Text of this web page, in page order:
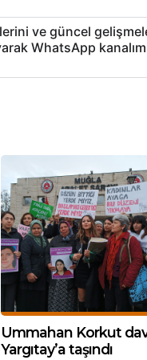
ve güncel
WhatsApp
Ummahan Korkut
Yargıtay’a taşındı